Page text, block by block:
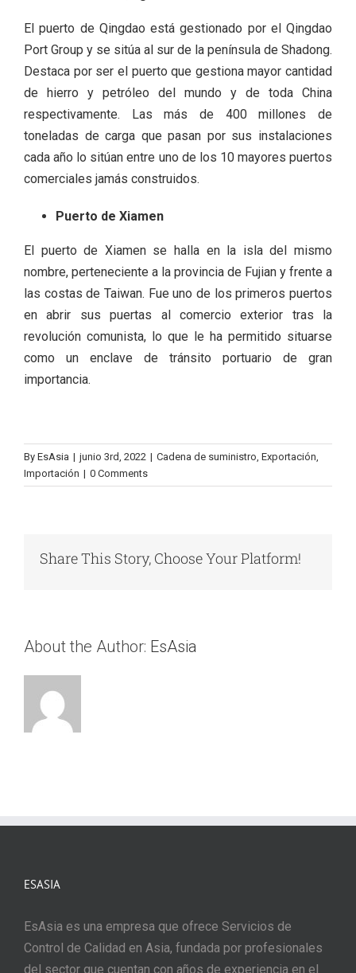
El puerto de Qingdao está gestionado por el Qingdao
Port Group y se sitúa al sur de la península de Shadong.
Destaca por ser el puerto que gestiona mayor cantidad
de hierro y petróleo del mundo y de toda China
respectivamente. Las más de 400 millones de
toneladas de carga que pasan por sus instalaciones
cada año lo sitúan entre uno de los 10 mayores puertos
comerciales jamás construidos.
Puerto de Xiamen
El puerto de Xiamen se halla en la isla del mismo
nombre, perteneciente a la provincia de Fujian y frente a
las costas de Taiwan. Fue uno de los primeros puertos
en abrir sus puertas al comercio exterior tras la
revolución comunista, lo que le ha permitido situarse
como un enclave de tránsito portuario de gran
importancia.
By EsAsia | junio 3rd, 2022 | Cadena de suministro Exportación
Importación | 0 Comments
Share This Story, Choose Your Platform!
About the Author: EsAsia
ESASIA
EsAsia es una empresa que ofrece Servicios de
Control de Calidad en Asia, fundada por profesionales
del sector que cuentan con años de experiencia en el